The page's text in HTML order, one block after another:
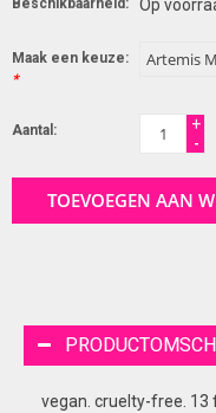
Beschikbaarheid: Op
Maak een keuze:
*
Aantal:
+
-
TOEVOEGEN AAN
vegan. cruelty-free. 13